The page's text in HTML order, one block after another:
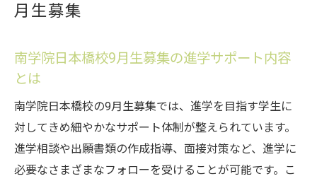
月生募集
南学院日本橋校9月生募集の進学サポート内容
とは
南学院日本橋校の9月生募集では、進学を目指す学生に
対してきめ細やかなサポート体制が整えられています。
進学相談や出願書類の作成指導、面接対策など、進学に
必要なさまざまなフォローを受けることが可能です。こ